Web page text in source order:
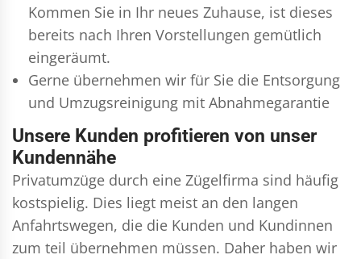
Kommen Sie in Ihr neues Zuhause, ist dieses
bereits nach Ihren Vorstellungen gemütlich
eingeräumt.
Gerne übernehmen wir für Sie die Entsorgung
und Umzugsreinigung mit Abnahmegarantie
Unsere Kunden profitieren von unser
Kundennähe
Privatumzüge durch eine Zügelfirma sind häufig
kostspielig. Dies liegt meist an den langen
Anfahrtswegen, die die Kunden und Kundinnen
zum teil übernehmen müssen. Daher haben wir